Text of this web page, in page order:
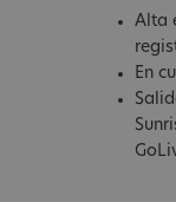
Alta
En